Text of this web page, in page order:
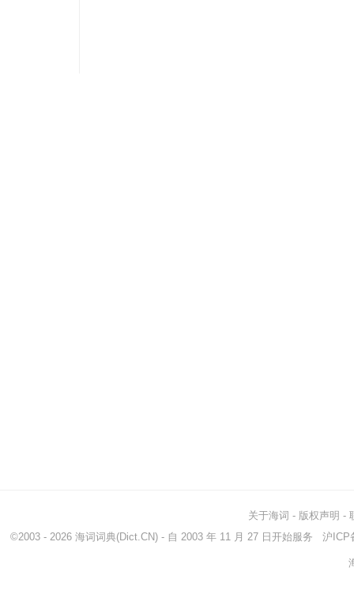
关于海词 - 版权声明 -
©2003 - 2026 海词词典(Dict.CN) - 自 2003 年 11 月 27 日开始服务 沪ICP